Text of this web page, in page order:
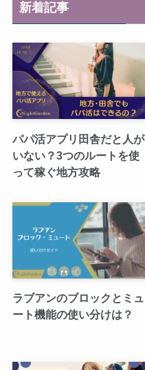
新着記事
パパ活アプリ田舎だと人が
いない？3つのルートを使
って稼ぐ地方攻略
ラブアンのブロックとミュ
ート機能の使い分けは？